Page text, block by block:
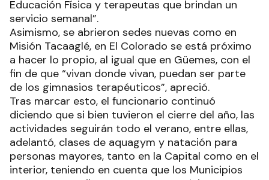
Educación Física y terapeutas que brindan un
servicio semanal”.
Asimismo, se abrieron sedes nuevas como en
Misión Tacaaglé, en El Colorado se está próximo
a hacer lo propio, al igual que en Güemes, con el
fin de que “vivan donde vivan, puedan ser parte
de los gimnasios terapéuticos”, apreció.
Tras marcar esto, el funcionario continuó
diciendo que si bien tuvieron el cierre del año, las
actividades seguirán todo el verano, entre ellas,
adelantó, clases de aquagym y natación para
personas mayores, tanto en la Capital como en el
interior, teniendo en cuenta que los Municipios